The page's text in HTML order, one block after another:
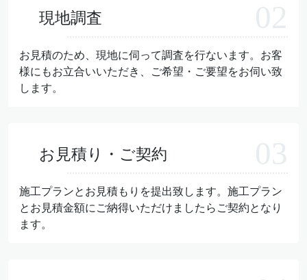
現地調査
お見積のため、現地に伺って調査を行ないます。お客
様にもお立合いいただき、ご希望・ご要望をお伺い致
します。
お見積り・ご契約
施工プランとお見積もりを提出致します。施工プラン
とお見積金額にご納得いただけましたらご契約となり
ます。